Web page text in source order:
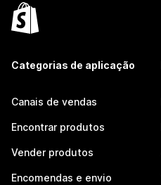
Categorias de aplicação
Canais de vendas
Encontrar produtos
Vender produtos
Encomendas e envio